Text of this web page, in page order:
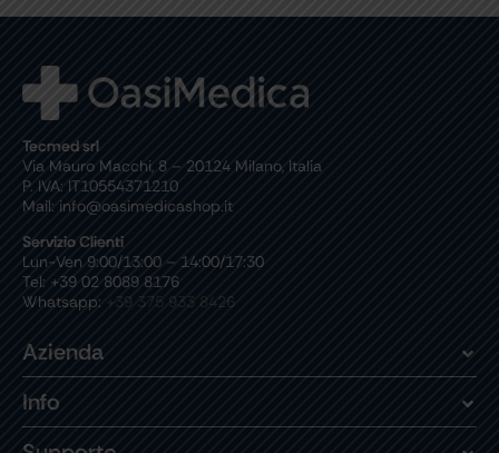
Tecmed srl
Via Mauro Macchi, 8 – 20124 Milano, Italia
P. IVA: IT10554371210
Mail: info@oasimedicashop.it
Servizio Clienti
Lun-Ven 9:00/13:00 – 14:00/17:30
Tel: +39 02 8089 8176
Whatsapp: +39 375 933 8426
Azienda
Info